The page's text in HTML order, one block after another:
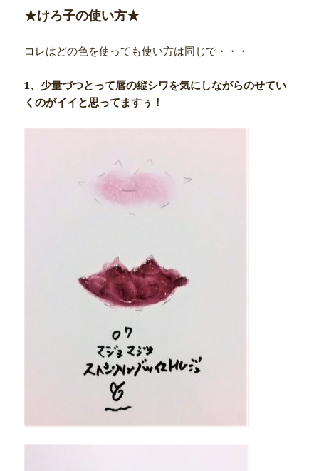
★けろ子の使い方★
コレはどの色を使っても使い方は同じで・・・
1、少量づつとって唇の縦シワを気にしながらのせてい
くのがイイと思ってますぅ！